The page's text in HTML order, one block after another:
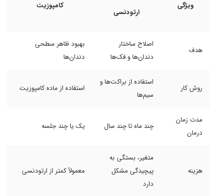
ویژگی
ارتودنسی
کامپوزیت
هدف
اصلاح ساختار
دندان‌ها و فک‌ها
بهبود ظاهر سطحی
دندان‌ها
روش کار
استفاده از براکت‌ها و
سیم‌ها
استفاده از ماده کامپوزیت
مدت زمان
درمان
چند ماه تا چند سال یک یا چند جلسه
هزینه
متغیر، بستگی به
پیچیدگی مشکل
دارد
معمولاً کمتر از ارتودنسی